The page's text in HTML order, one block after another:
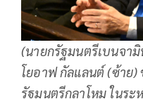
(นายกรัฐมนตรีเบนจา
โยอาฟ กัลแลนต์ (ซ้าย
รัฐมนตรีกลาโหม ในระ